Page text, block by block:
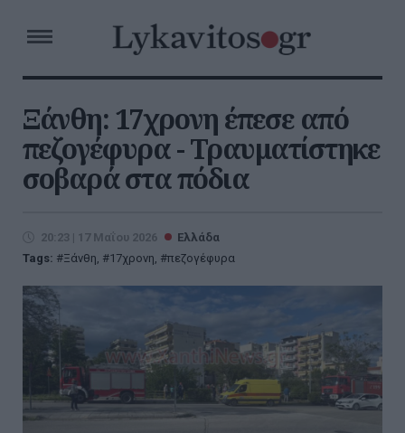
Ξάνθη: 17χρονη έπεσε από
πεζογέφυρα - Τραυματίστηκε
σοβαρά στα πόδια
20:23 | 17 Μαΐου 2026
Ελλάδα
Tags:
Ξάνθη, 17χρονη, πεζογέφυρα